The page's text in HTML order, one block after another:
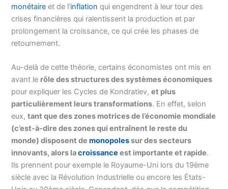
monétaire et de l’inflation qui engendrent à leur tour des
crises financières qui ralentissent la production et par
prolongement la croissance, ce qui crée les phases de
retournement.
Au-delà de cette théorie, certains économistes ont mis en
avant le rôle des structures des systèmes économiques
pour expliquer les Cycles de Kondratiev,et plus
particulièrement leurs transformations. En effet, selon
eux,tant que des zones motrices de l’économie mondiale
(c’est-à-dire des zones qui entraînent le reste du
monde) disposent demonopolessur des secteurs
innovants, alors lacroissance est importante et rapide.
Ils prennent pour exemple le Royaume-Uni lors du 19ème
siècle avec la Révolution Industrielle ou encore les États-